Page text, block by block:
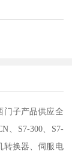
子产品供应全
、S7-300、S7-
转换器、伺服电